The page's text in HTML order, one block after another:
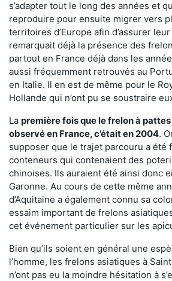
s’adapter tout le long des années et
reproduire pour ensuite migrer vers
territoires d’Europe afin d’assurer
remarquait déjà la présence des
partout en France déjà dans les
aussi fréquemment retrouvés au
en Italie. Il en est de même pour le
Hollande qui n’ont pu se soustraire
La première fois que le frelon à
observé en France, c’était en 2004.
supposer que le trajet parcouru a été
conteneurs qui contenaient des
chinoises. Ils auraient été ainsi donc
Garonne. Au cours de cette même
d’Aquitaine a également connu sa
essaim important de frelons
cet événement particulier sur les
Bien qu’ils soient en général une
l’homme, les frelons asiatiques à
n’ont pas eu la moindre hésitation à